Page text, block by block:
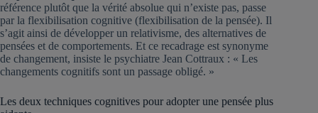
référence plutôt que la vérité absolue qui n’existe pas, passe
par la flexibilisation cognitive (flexibilisation de la pensée). Il
s’agit ainsi de développer un relativisme, des alternatives de
pensées et de comportements. Et ce recadrage est synonyme
de changement, insiste le psychiatre Jean Cottraux : « Les
changements cognitifs sont un passage obligé. »
Les deux techniques cognitives pour adopter une pensée plus